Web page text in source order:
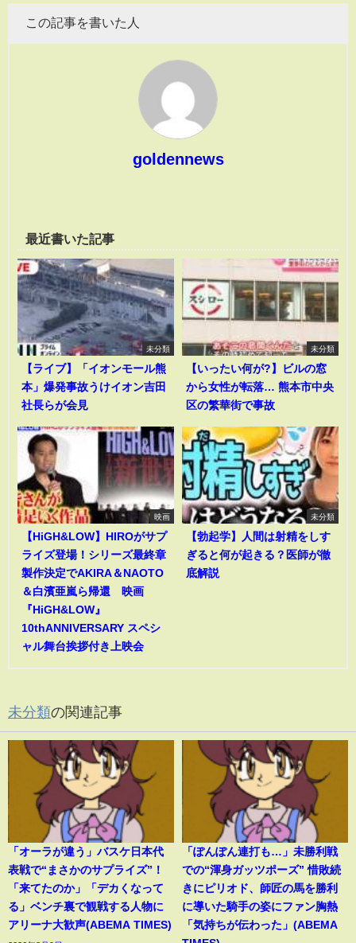
この記事を書いた人
goldennews
最近書いた記事
未分類
【ライブ】「イオンモール熊
本」爆発事故うけイオン吉田
社長らが会見
未分類
【いったい何が?】ビルの窓
から女性が転落… 熊本市中央
区の繁華街で事故
映画
【HiGH&LOW】HIROがサプ
ライズ登場！シリーズ最終章
製作決定でAKIRA＆NAOTO
＆白濱亜嵐ら帰還 映画
『HiGH&LOW』
10thANNIVERSARY スペシ
ャル舞台挨拶付き上映会
未分類
【勃起学】人間は射精をしす
ぎると何が起きる？医師が徹
底解説
未分類の関連記事
「オーラが違う」バスケ日本代
表戦で“まさかのサプライズ”！
「来てたのか」「デカくなって
る」ベンチ裏で観戦する人物に
アリーナ大歓声(ABEMA TIMES)
「ぽんぽん連打も…」未勝利戦
での“渾身ガッツポーズ” 惜敗続
きにピリオド、師匠の馬を勝利
に導いた騎手の姿にファン胸熱
「気持ちが伝わった」(ABEMA